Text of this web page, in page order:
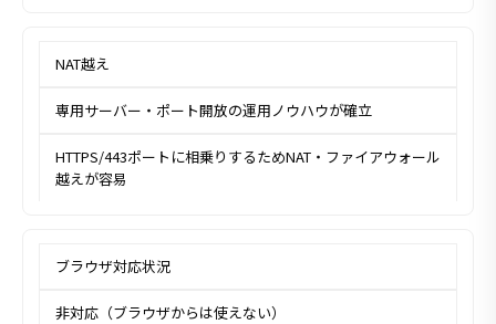
NAT越え
専用サーバー・ポート開放の運用ノウハウが確立
HTTPS/443ポートに相乗りするためNAT・ファイアウォール
越えが容易
ブラウザ対応状況
非対応（ブラウザからは使えない）